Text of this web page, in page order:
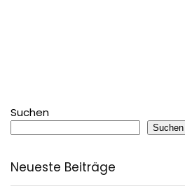
Suchen
Suchen
Neueste Beiträge